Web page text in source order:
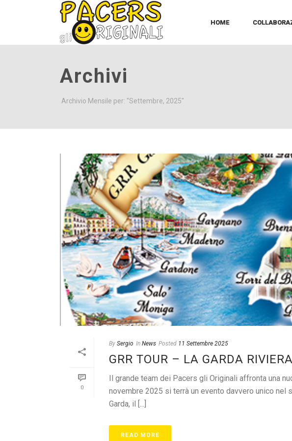
HOME
Archivi
Archivio Mensile per: "Settembre, 2025"
0
By Sergio In News Posted 11 Settembre 2025
GRR TOUR – LA GARDA
Il grande team dei Pacers gli Originali affronta una
novembre 2025 si terrà un evento davvero unico nel
Garda, il [...]
READ MORE